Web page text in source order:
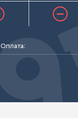
Оплата: